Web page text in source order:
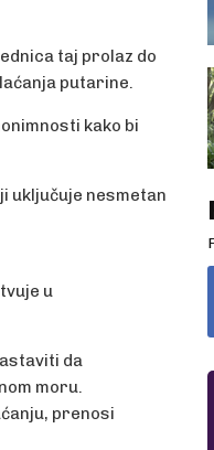
taj prolaz do
putarine.
kako bi
uključuje nesmetan
u
da
moru.
prenosi